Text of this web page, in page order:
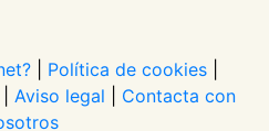
Política de cookies
Aviso legal
Contacta con